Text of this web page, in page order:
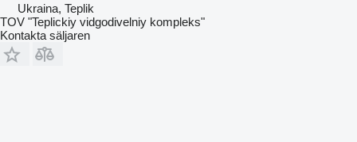
Ukraina, Teplik
TOV "Teplickiy vidgodivelniy kompleks"
Kontakta säljaren